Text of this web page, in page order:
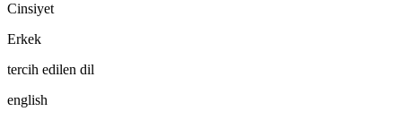
Cinsiyet
Erkek
tercih edilen dil
english